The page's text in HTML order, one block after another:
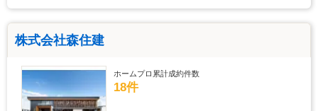
株式会社森住建
ホームプロ累計成約件数
18件